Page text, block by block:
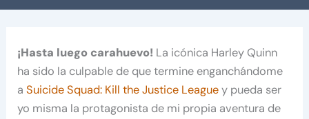
¡Hasta luego carahuevo! La icónica Harley Quinn
ha sido la culpable de que termine enganchándome
aSuicide Squad: Kill the Justice Leaguey pueda ser
yo misma la protagonista de mi propia aventura de